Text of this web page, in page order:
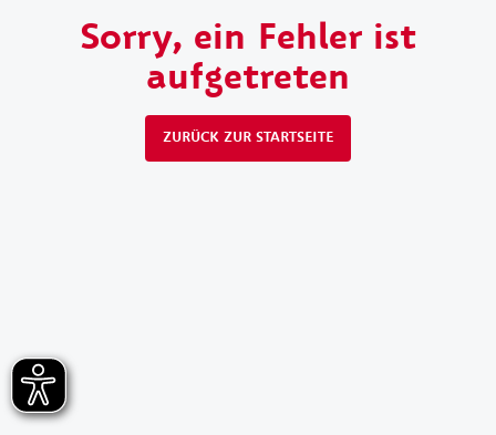
Sorry, ein Fehler ist
aufgetreten
ZURÜCK ZUR STARTSEITE